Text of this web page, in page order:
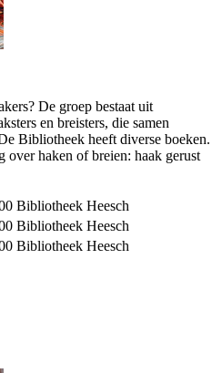
De groep bestaat uit
en breisters, die samen
Bibliotheek heeft diverse boeken.
over haken of breien: haak gerust
Bibliotheek Heesch
Bibliotheek Heesch
Bibliotheek Heesch